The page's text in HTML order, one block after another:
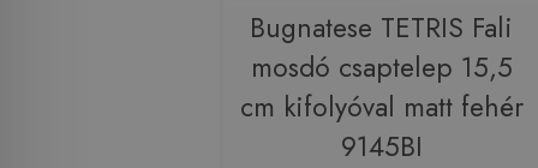
Bugnatese TETRIS Fali
mosdó csaptelep 15,5
cm kifolyóval matt fehér
9145BI